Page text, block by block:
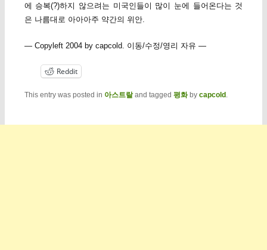
에 승복(?)하지 않으려는 미국인들이 많이 눈에 들어온다는 것
은 나름대로 아아아주 약간의 위안.
— Copyleft 2004 by capcold. 이동/수정/영리 자유 —
Reddit
This entry was posted in 아스트랄and tagged 평화by capcold .